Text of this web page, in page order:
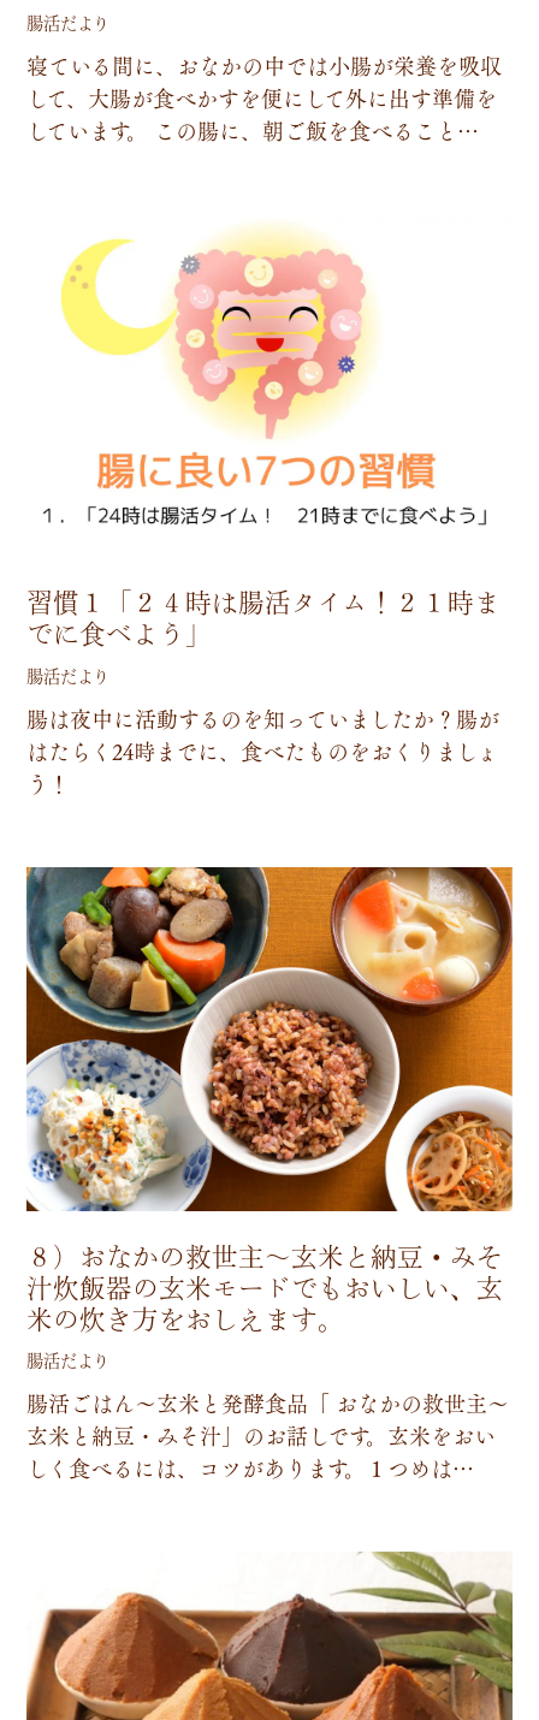
腸活だより
寝ている 間に、 おなかの中では小腸が栄養を吸収
して、 大腸が食べかすを便に して外に出す準備を
してい ます。 こ の腸に、 朝ご飯を食べる こ と …
習慣１「２４時は腸活タイム！２１時ま
でに食べよう」
腸活だより
腸は夜中に活動する のを知っ てい ま したか ？ 腸が
はた ら く24時ま でに、 食べた も のをお く り ま し ょ
う ！
８）おなかの救世主～玄米と納豆・みそ
汁炊飯器の玄米モードでもおいしい、玄
米の炊き方をおしえます。
腸活だより
腸活ごはん～玄米 と 発酵食品 「 おなかの救世主～
玄米 と 納豆 ・ みそ汁」 のお話 しです。 玄米をおい
し く 食べる に は、 コ ツがあ り ます。 １ つめは…